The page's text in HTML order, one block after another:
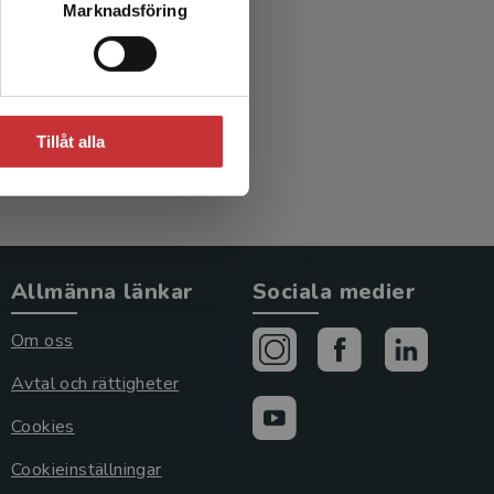
Marknadsföring
Tillåt alla
Allmänna länkar
Om oss
Avtal och rättigheter
Cookies
Cookieinställningar
Sociala medier